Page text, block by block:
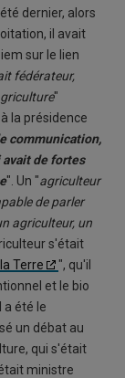
dernier, alors
il avait
sur le lien
fédérateur,
"
la présidence
communication,
de fortes
". Un "agriculteur
de parler
agriculteur, un
s'était
Terre
", qu'il
et le bio
a été le
un débat au
qui s'était
ministre